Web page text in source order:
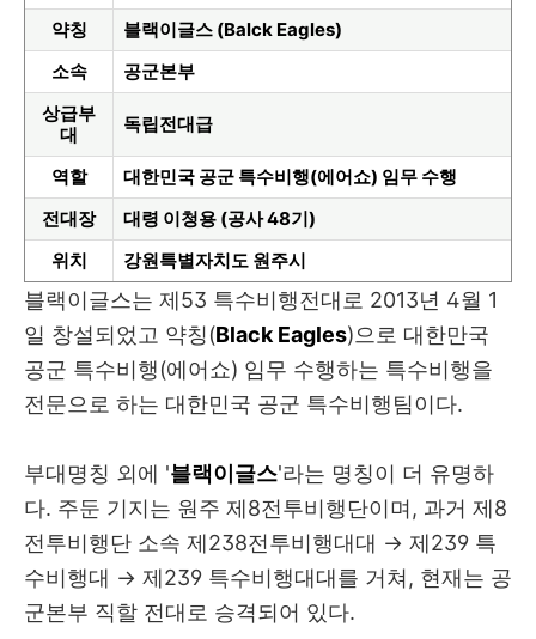
약칭
블랙이글스 (Balck Eagles)
소속
공군본부
상급부
대
독립전대급
역할
대한민국 공군 특수비행(에어쇼) 임무 수행
전대장
대령 이청용 (공사 48기)
위치
강원특별자치도 원주시
블랙이글스는 제53 특수비행전대로 2013년 4월 1
일 창설되었고 약칭(Black Eagles)으로 대한만국
공군 특수비행(에어쇼) 임무 수행하는 특수비행을
전문으로 하는 대한민국 공군 특수비행팀이다.
부대명칭 외에 '블랙이글스'라는 명칭이 더 유명하
다. 주둔 기지는 원주 제8전투비행단이며, 과거 제8
전투비행단 소속 제238전투비행대대 → 제239 특
수비행대 → 제239 특수비행대대를 거쳐, 현재는 공
군본부 직할 전대로 승격되어 있다.